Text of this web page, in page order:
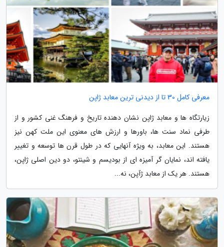
معرفی کامل 30 تا از دیدنی ترین معابد ژاپن
زیارتگاه ها و معابد ژاپن نشان دهنده تاریخ و فرهنگ غنی کشور و از
طرفی نماد سنت ها، باورها و ارزش های معنوی این ملت کهن نیز
هستند. این معابد، به ویژه آنهایی که در طول قرن ها توسعه و تغییر
یافته اند، نمایان گر آمیزه ای از بودیسم و شینتو، دو دین اصلی ژاپن،
هستند. هر یک از معابد ژآپن، نه...